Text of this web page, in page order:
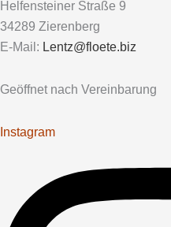
Helfensteiner Straße 9
34289 Zierenberg
E-Mail: Lentz@floete.biz
Geöffnet nach Vereinbarung
Instagram